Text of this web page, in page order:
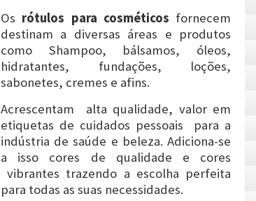
Os rótulos para cosméticos fornecem
destinam a diversas áreas e produtos
como Shampoo, bálsamos, óleos,
hidratantes, fundações, loções,
sabonetes, cremes e afins.
Acrescentam alta qualidade, valor em
etiquetas de cuidados pessoais para a
indústria de saúde e beleza. Adiciona-se
a isso cores de qualidade e cores
vibrantes trazendo a escolha perfeita
para todas as suas necessidades.